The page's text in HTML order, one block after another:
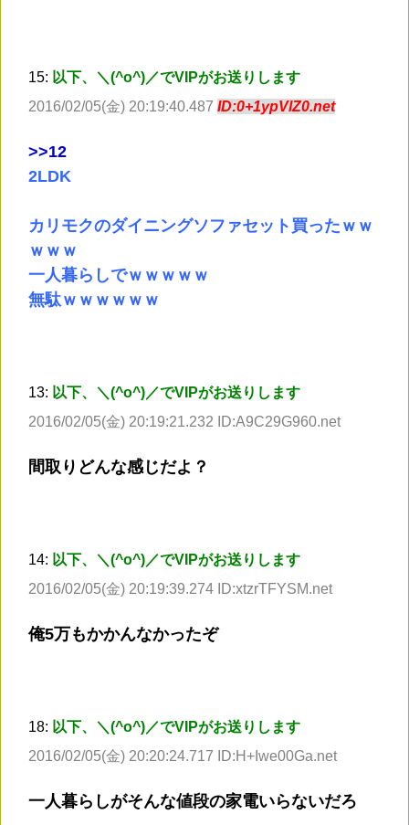
15: 以下、＼(^o^)／でVIPがお送りします
2016/02/05(金) 20:19:40.487 ID:0+1ypVlZ0.net
>>12
2LDK
カリモクのダイニングソファセット買ったｗｗ
ｗｗｗ
一人暮らしでｗｗｗｗｗ
無駄ｗｗｗｗｗｗ
13: 以下、＼(^o^)／でVIPがお送りします
2016/02/05(金) 20:19:21.232 ID:A9C29G960.net
間取りどんな感じだよ？
14: 以下、＼(^o^)／でVIPがお送りします
2016/02/05(金) 20:19:39.274 ID:xtzrTFYSM.net
俺5万もかかんなかったぞ
18: 以下、＼(^o^)／でVIPがお送りします
2016/02/05(金) 20:20:24.717 ID:H+Iwe00Ga.net
一人暮らしがそんな値段の家電いらないだろ